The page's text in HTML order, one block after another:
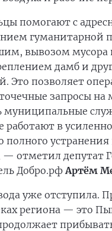
помогают с
гуманитарной
вывозом мусора
дамб и
Это позволяет
запросы на
муниципальные
работают в
полного
— отметил депутат
Добро.рфАртём
уже отступила.
региона — это